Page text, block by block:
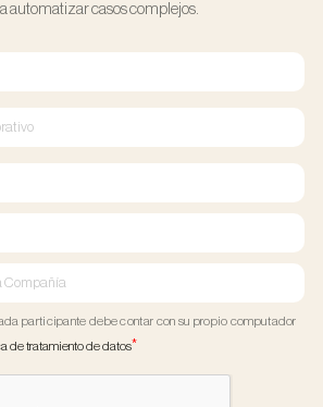
automatizar casos complejos.
participante debe contar con su propio computador
de tratamiento de datos*